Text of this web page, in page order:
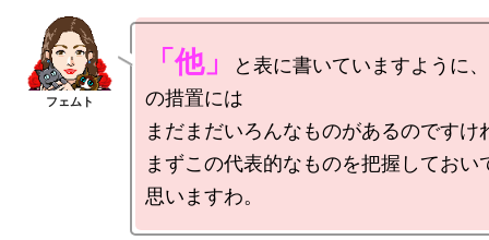
「他」
と表に書いていますように
の措置には
まだまだいろんなものがあるのですけ
まずこの代表的なものを把握しておい